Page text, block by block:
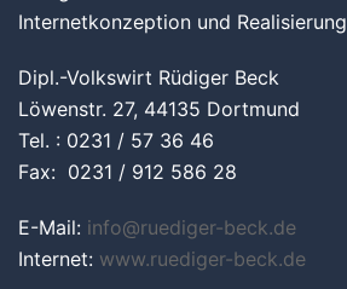
Internetkonzeption und Realisierung
Dipl.-Volkswirt Rüdiger Beck
Löwenstr. 27, 44135 Dortmund
Tel. : 0231 / 57 36 46
Fax: 0231 / 912 586 28
E-Mail: info@ruediger-beck.de
Internet: www.ruediger-beck.de